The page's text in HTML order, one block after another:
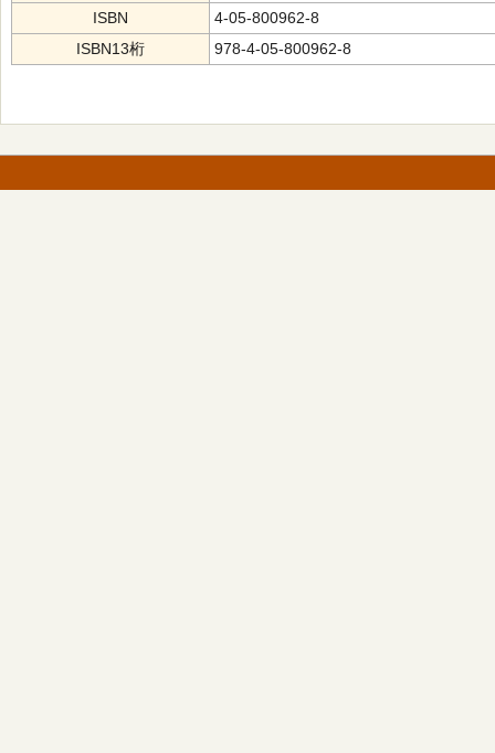
ISBN
4-05-800962-8
ISBN13桁
978-4-05-800962-8